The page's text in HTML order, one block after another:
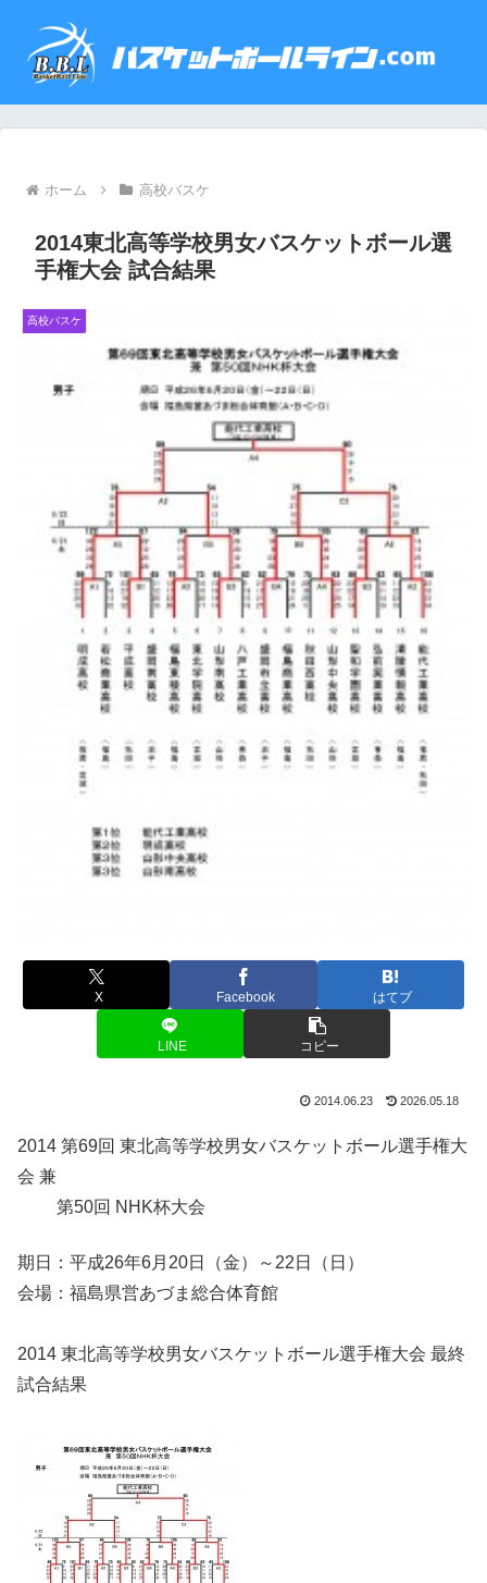
ホーム 高校バスケ
2014東北高等学校男女バスケットボール選
手権大会 試合結果
高校バスケ
X Facebook はてブ
LINE コピー
2014.06.23 2026.05.18
2014 第69回 東北高等学校男女バスケットボール選手権大
会 兼
第50回 NHK杯大会
期日：平成26年6月20日（金）～22日（日）
会場：福島県営あづま総合体育館
2014 東北高等学校男女バスケットボール選手権大会 最終
試合結果